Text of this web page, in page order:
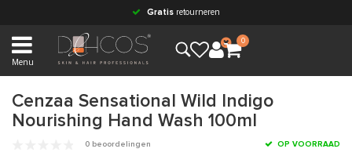
Gratis retourneren
Menu
0
Cenzaa Sensational Wild Indigo
Nourishing Hand Wash 100ml
0 beoordelingen OP VOORRAAD